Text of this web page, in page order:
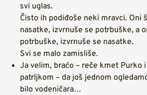
svi uglas.
Čisto ih podiđoše neki mravci. Oni
nasatke, izvrnuše se potrbuške, a
potrbuške, izvrnuše se nasatke.
Svi se malo zamisliše.
Ja velim, braćo – reče kmet Purko
patrljkom – da još jednom
bilo vodeničara…